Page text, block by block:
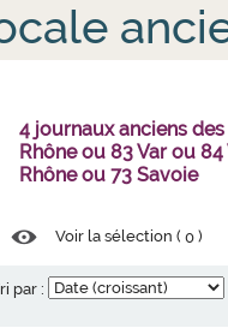
4 journaux anciens
Rhône ou 83 Var ou
Rhône ou 73 Savoie
Voir la sélection (0 )
par :